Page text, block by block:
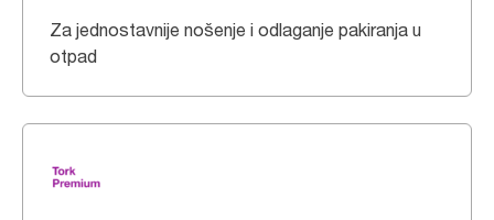
Za jednostavnije nošenje i odlaganje pakiranja u
otpad